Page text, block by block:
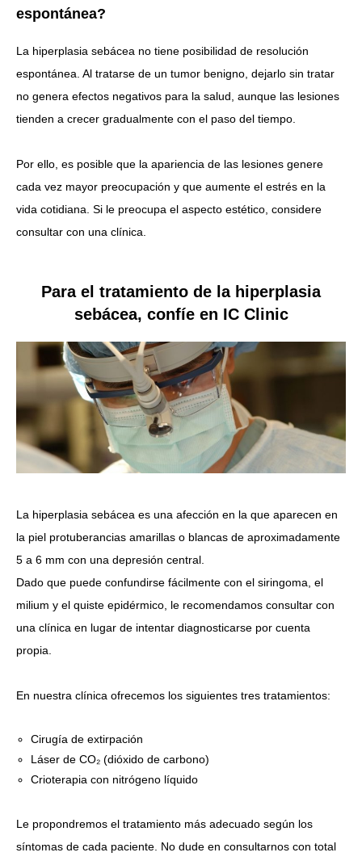
espontánea?
La hiperplasia sebácea no tiene posibilidad de resolución
espontánea. Al tratarse de un tumor benigno, dejarlo sin tratar
no genera efectos negativos para la salud, aunque las lesiones
tienden a crecer gradualmente con el paso del tiempo.
Por ello, es posible que la apariencia de las lesiones genere
cada vez mayor preocupación y que aumente el estrés en la
vida cotidiana. Si le preocupa el aspecto estético, considere
consultar con una clínica.
Para el tratamiento de la hiperplasia
sebácea, confíe en IC Clinic
La hiperplasia sebácea es una afección en la que aparecen en
la piel protuberancias amarillas o blancas de aproximadamente
5 a 6 mm con una depresión central
Dado que puede confundirse fácilmente con el siringoma, el
milium y el quiste epidérmico, le recomendamos consultar con
una clínica en lugar de intentar diagnosticarse por cuenta
propia.
En nuestra clínica ofrecemos los siguientes tres tratamientos:
Cirugía de extirpación
Láser de CO₂ (dióxido de carbono)
Crioterapia con nitrógeno líquido
Le propondremos el tratamiento más adecuado según los
síntomas de cada paciente. No dude en consultarnos con total